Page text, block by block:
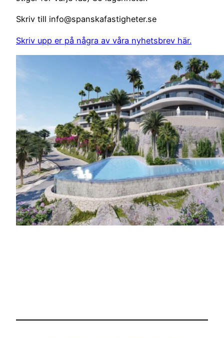
Skriv till info@spanskafastigheter.se
Skriv upp er på några av våra nyhetsbrev här.